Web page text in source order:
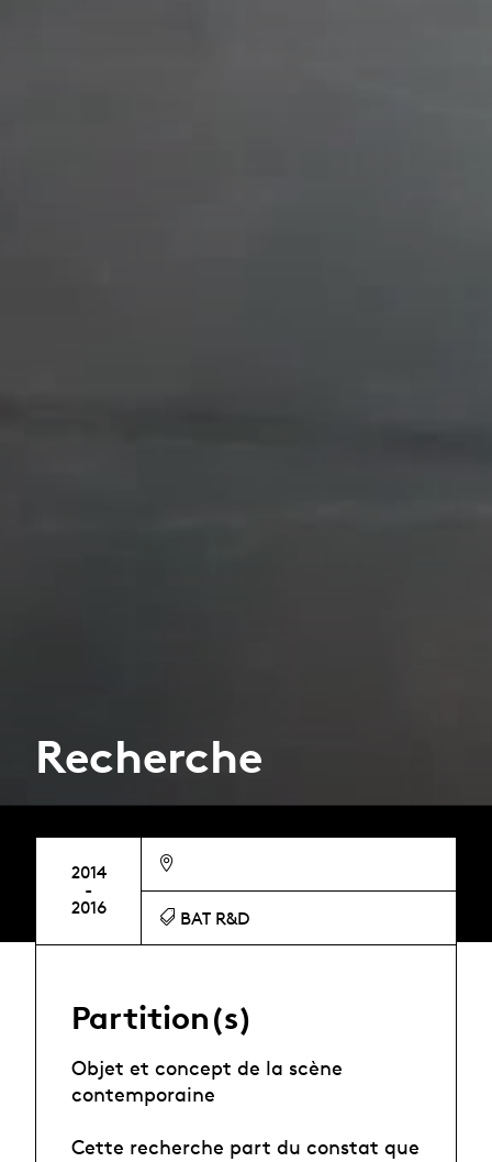
Recherche
2014
-
2016
BAT R&D
Partition(s)
Objet et concept de la scène
contemporaine
Cette recherche part du constat que